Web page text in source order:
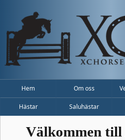
Hem Om oss
Hästar Saluhästar
Välkommen till